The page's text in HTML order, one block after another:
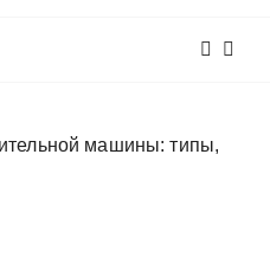
машины: типы,